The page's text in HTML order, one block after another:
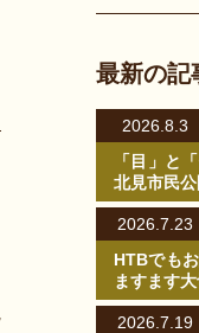
最新の記
2026.8.3
「目」と
北見市民
2026.7.23
HTBでも
ますます
2026.7.19